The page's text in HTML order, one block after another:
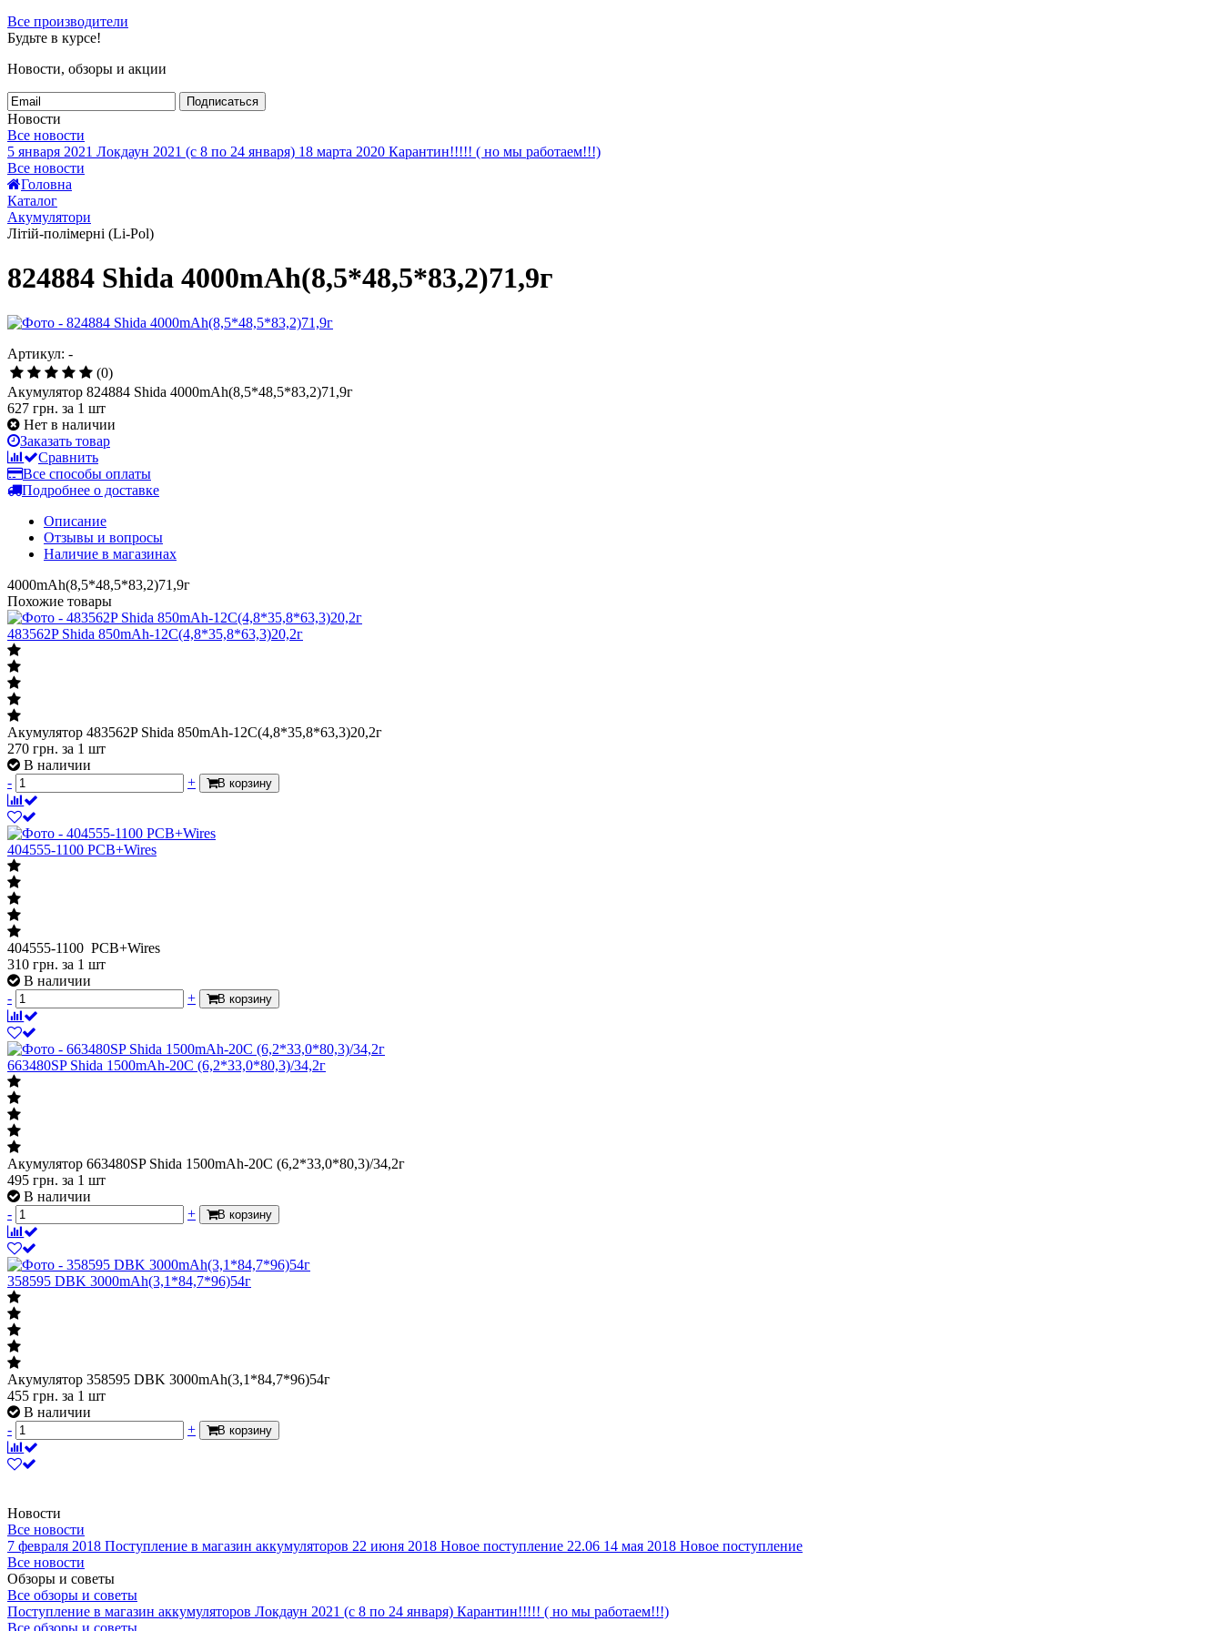
Все производители
Будьте в курсе!
Новости, обзоры и акции
Подписаться
Новости
Все новости
5 января 2021 Локдаун 2021 (с 8 по 24 января) 18 марта 2020 Карантин!!!!! ( но мы работаем!!!)
Все новости
Головна
Каталог
Акумулятори
Літій-полімерні (Li-Pol)
824884 Shida 4000mAh(8,5*48,5*83,2)71,9г
Артикул: -
(0)
Акумулятор 824884 Shida 4000mAh(8,5*48,5*83,2)71,9г
627 грн. за 1 шт
Нет в наличии
Заказать товар
Сравнить
Все способы оплаты
Подробнее о доставке
Описание
Отзывы и вопросы
Наличие в магазинах
4000mAh(8,5*48,5*83,2)71,9г
Похожие товары
483562P Shida 850mAh-12С(4,8*35,8*63,3)20,2г
Акумулятор 483562P Shida 850mAh-12С(4,8*35,8*63,3)20,2г
270 грн. за 1 шт
В наличии
-
+ В корзину
404555-1100 PCB+Wires
404555-1100 PCB+Wires
310 грн. за 1 шт
В наличии
-
+ В корзину
663480SP Shida 1500mAh-20C (6,2*33,0*80,3)/34,2г
Акумулятор 663480SP Shida 1500mAh-20C (6,2*33,0*80,3)/34,2г
495 грн. за 1 шт
В наличии
-
+ В корзину
358595 DBK 3000mAh(3,1*84,7*96)54г
Акумулятор 358595 DBK 3000mAh(3,1*84,7*96)54г
455 грн. за 1 шт
В наличии
-
+ В корзину
Новости
Все новости
7 февраля 2018 Поступление в магазин аккумуляторов 22 июня 2018 Новое поступление 22.06 14 мая 2018 Новое поступление
Все новости
Обзоры и советы
Все обзоры и советы
Поступление в магазин аккумуляторов Локдаун 2021 (с 8 по 24 января) Карантин!!!!! ( но мы работаем!!!)
Все обзоры и советы